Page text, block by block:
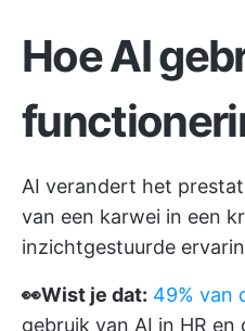
Hoe AI
AI verandert het
van een karwei in een
inzichtgestuurde
👀Wist je dat: 49% van
gebruik van AI in HR